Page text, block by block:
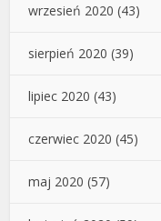
wrzesień 2020 (43)
sierpień 2020 (39)
lipiec 2020 (43)
czerwiec 2020 (45)
maj 2020 (57)